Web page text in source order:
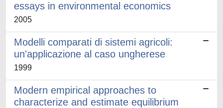
essays in environmental economics
2005
Modelli comparati di sistemi agricoli:
un'applicazione al caso ungherese
1999
Modern empirical approaches to
characterize and estimate equilibrium